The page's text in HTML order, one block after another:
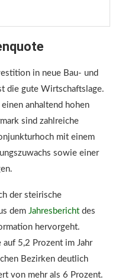
in neue Bau- und
die gute Wirtschaftslage.
anhaltend hohen
sind zahlreiche
mit einem
sowie einer
der steirische
dem Jahresbericht des
hervorgeht.
5,2 Prozent im Jahr
Bezirken deutlich
von mehr als 6 Prozent.